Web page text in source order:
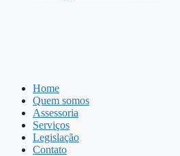
Home
Quem somos
Assessoria
Serviços
Legislação
Contato